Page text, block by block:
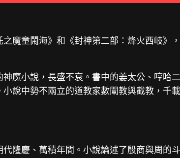
魔童鬧海》和《封神第二部：烽火西岐
神魔小說，長盛不衰。書中的姜太公、哼
說中勢不兩立的道教家數闡教與截教，
代隆慶、萬積年間。小說論述了殷商與周